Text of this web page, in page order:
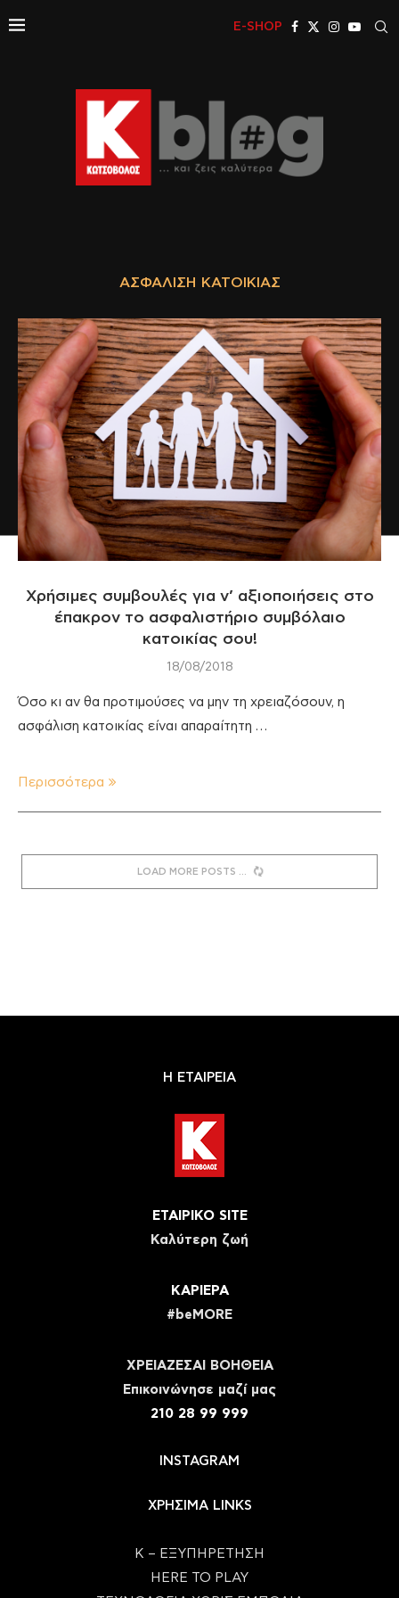
E-SHOP
ΑΣΦΆΛΙΣΗ ΚΑΤΟΙΚΊΑΣ
Χρήσιμες συμβουλές για ν’ αξιοποιήσεις στο
έπακρον το ασφαλιστήριο συμβόλαιο
κατοικίας σου!
18/08/2018
Όσο κι αν θα προτιμούσες να μην τη χρειαζόσουν, η
ασφάλιση κατοικίας είναι απαραίτητη …
Περισσότερα
LOAD MORE POSTS
Η ΕΤΑΙΡΕΙΑ
ΕΤΑΙΡΙΚΟ SITE
Καλύτερη ζωή
ΚΑΡΙΕΡΑ
#beMORE
ΧΡΕΙΑΖΕΣΑΙ ΒΟΗΘΕΙΑ
Eπικοινώνησε μαζί μας
210 28 99 999
INSTAGRAM
ΧΡΗΣΙΜΑ LINKS
Κ – ΕΞΥΠΗΡΕΤΗΣΗ
HERE TO PLAY